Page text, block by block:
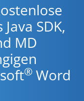
SDK,
MD
® Word